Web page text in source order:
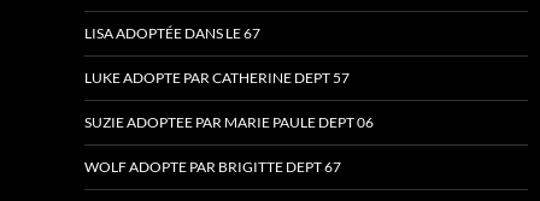
LISA ADOPTÉE DANS LE 67
LUKE ADOPTE PAR CATHERINE DEPT 57
SUZIE ADOPTEE PAR MARIE PAULE DEPT 06
WOLF ADOPTE PAR BRIGITTE DEPT 67